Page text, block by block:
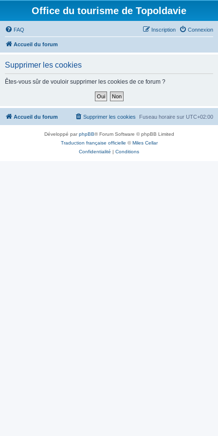
Office du tourisme de Topoldavie
FAQ Connexion
Inscription
Accueil du forum
Supprimer les cookies
Êtes-vous sûr de vouloir supprimer les cookies de ce forum ?
Accueil du forum Fuseau horaire sur UTC+02:00
Supprimer les cookies
Développé parphpBB® Forum Software © phpBB Limited
Traduction française officielle ©Miles Cellar
Confidentialité | Conditions